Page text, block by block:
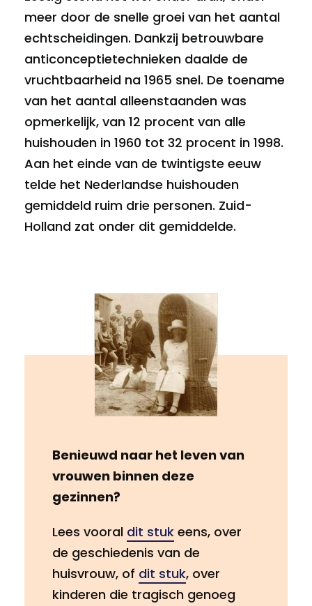
meer door de snelle groei van het aantal
echtscheidingen. Dankzij betrouwbare
anticonceptietechnieken daalde de
vruchtbaarheid na 1965 snel. De toename
van het aantal alleenstaanden was
opmerkelijk, van 12 procent van alle
huishouden in 1960 tot 32 procent in 1998.
Aan het einde van de twintigste eeuw
telde het Nederlandse huishouden
gemiddeld ruim drie personen. Zuid-
Holland zat onder dit gemiddelde.
Benieuwd naar het leven van
vrouwen binnen deze
gezinnen?
Lees vooral dit stuk eens, over
de geschiedenis van de
huisvrouw, of dit stuk, over
kinderen die tragisch genoeg